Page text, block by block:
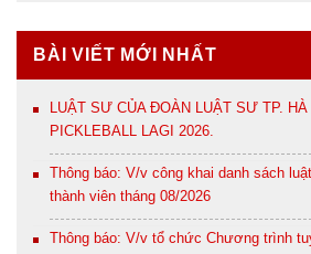
BÀI VIẾT MỚI NHẤT
LUẬT SƯ CỦA ĐOÀN LUẬT SƯ TP.
PICKLEBALL LAGI 2026.
Thông báo: V/v công khai danh sách
thành viên tháng 08/2026
Thông báo: V/v tổ chức Chương trình